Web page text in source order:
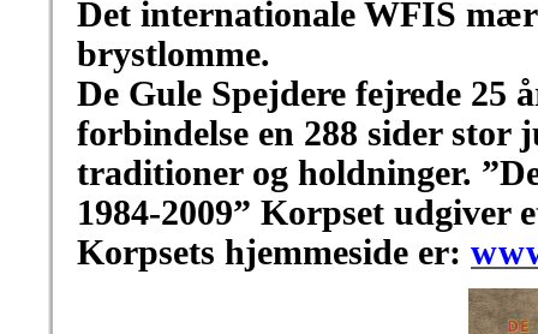
Det internationale WFIS
brystlomme.
De Gule Spejdere fejrede 25
forbindelse en 288 sider
traditioner og holdninger.
1984-2009” Korpset udgiver
Korpsets hjemmeside er: